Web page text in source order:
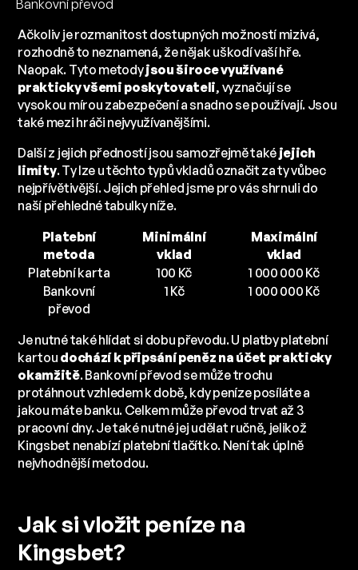
Bankovní převod
Ačkoliv je rozmanitost dostupných možností mizivá,
rozhodně to neznamená, že nějak uškodí vaší hře.
Naopak. Tyto metodyjsou široce využívané
prakticky všemi poskytovateli, vyznačují se
vysokou mírou zabezpečení a snadno se používají. Jsou
také mezi hráči nejvyužívanějšími.
Další z jejich předností jsou samozřejmě také jejich
limity. Ty lze u těchto typů vkladů označit za ty vůbec
nejpřívětivější. Jejich přehled jsme pro vás shrnuli do
naší přehledné tabulky níže.
Platební
metoda
Minimální
vklad
Maximální
vklad
Platební karta
100 Kč
1 000 000 Kč
Bankovní
převod
1 Kč 1 000 000 Kč
Je nutné také hlídat si dobu převodu. U platby platební
kartou dochází k připsání peněz na účet prakticky
okamžitě. Bankovní převod se může trochu
protáhnout vzhledem k době, kdy peníze posíláte a
jakou máte banku. Celkem může převod trvat až 3
pracovní dny. Je také nutné jej udělat ručně, jelikož
Kingsbet nenabízí platební tlačítko. Není tak úplně
nejvhodnější metodou.
Jak si vložit peníze na
Kingsbet?